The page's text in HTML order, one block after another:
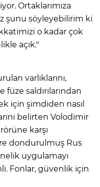
Ortaklarımıza
şunu söyleyebilirim ki
o kadar çok
açık."
varlıklarını,
füze saldırılarından
için şimdiden nasıl
belirten Volodimir
karşı
dondurulmuş Rus
uygulamayı
Fonlar, güvenlik için